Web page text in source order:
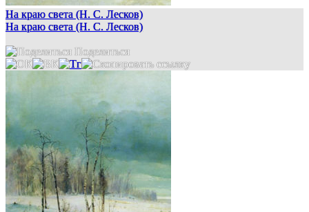
На краю света (Н. С. Лесков)
На краю света (Н. С. Лесков)
Поделиться